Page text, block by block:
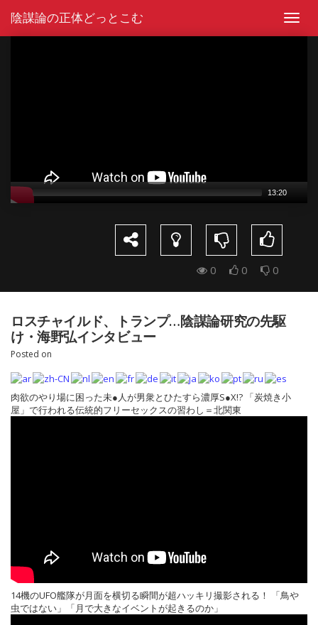
陰謀論の正体どっとこむ
13:20
0 0 0
ロスチャイルド、トランプ…陰謀論研究の先駆
け・海野弘インタビュー
Posted on
肉欲のやり場に困った未●人が男衆とひたすら濃厚S●X!? 「炭焼き小
屋」で行われる伝統的フリーセックスの習わし＝北関東
14機のUFO艦隊が月面を横切る瞬間が超ハッキリ撮影される！ 「鳥や
虫ではない」「月で大きなイベントが起きるのか」